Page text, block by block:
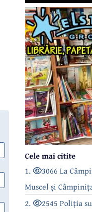
Cele mai citite
1.
3066 La
Muscel și
2.
2545 Poliția